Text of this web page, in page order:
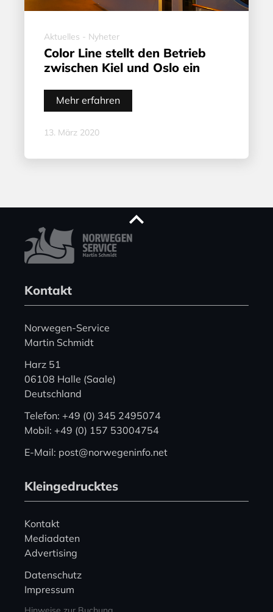
Aktuelles - Nyheter
Color Line stellt den Betrieb
zwischen Kiel und Oslo ein
Mehr erfahren
13. März 2020
Kontakt
Norwegen-Service
Martin Schmidt
Harz 51
06108 Halle (Saale)
Deutschland
Telefon: +49 (0) 345 2495074
Mobil: +49 (0) 157 53004754
E-Mail: post@norwegeninfo.net
Kleingedrucktes
Kontakt
Mediadaten
Advertising
Datenschutz
Impressum